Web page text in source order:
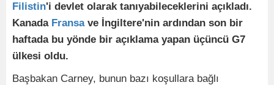
Filistin'i devlet olarak tanıyabileceklerini açıkladı.
Kanada Fransave İngiltere'nin ardından son bir
haftada bu yönde bir açıklama yapan üçüncü G7
ülkesi oldu.
Başbakan Carney, bunun bazı koşullara bağlı